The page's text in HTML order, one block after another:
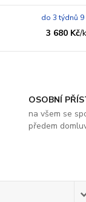
3 680 Kč/
do 3 týdnů 9
OSOBNÍ
na všem se
předem